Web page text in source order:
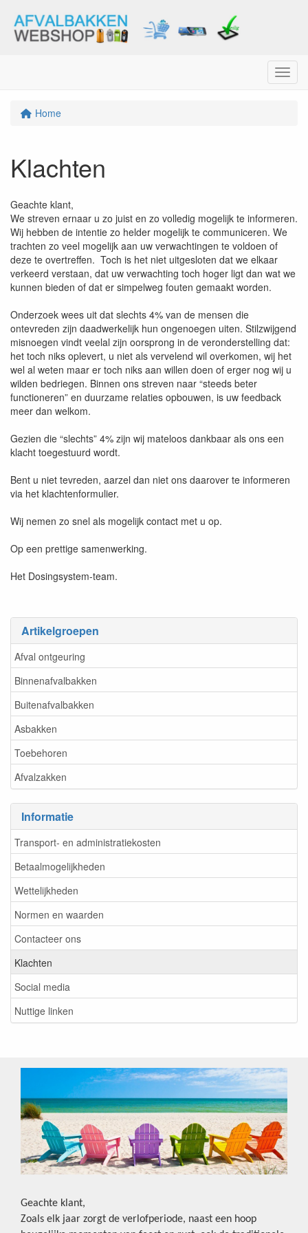
Menu
Artikelgroepen
Afval ontgeuring
Binnenafvalbakken
Buitenafvalbakken
Asbakken
Toebehoren
Afvalzakken
Informatie
Transport- en administratiekosten
Betaalmogelijkheden
Wettelijkheden
Normen en waarden
Contacteer ons
Klachten
Social media
Nuttige linken
Home
Klachten
Geachte klant,
We streven ernaar u zo juist en zo volledig mogelijk te informeren.
Wij hebben de intentie zo helder mogelijk te communiceren. We
trachten zo veel mogelijk aan uw verwachtingen te voldoen of
deze te overtreffen. Toch is het niet uitgesloten dat we elkaar
verkeerd verstaan, dat uw verwachting toch hoger ligt dan wat we
kunnen bieden of dat er simpelweg fouten gemaakt worden.
Onderzoek wees uit dat slechts 4% van de mensen die
ontevreden zijn daadwerkelijk hun ongenoegen uiten. Stilzwijgend
misnoegen vindt veelal zijn oorsprong in de veronderstelling dat:
het toch niks oplevert, u niet als vervelend wil overkomen, wij het
wel al weten maar er toch niks aan willen doen of erger nog wij u
wilden bedriegen. Binnen ons streven naar “steeds beter
functioneren” en duurzame relaties opbouwen, is uw feedback
meer dan welkom.
Gezien die “slechts” 4% zijn wij mateloos dankbaar als ons een
klacht toegestuurd wordt.
Bent u niet tevreden, aarzel dan niet ons daarover te informeren
via het klachtenformulier.
Wij nemen zo snel als mogelijk contact met u op.
Op een prettige samenwerking.
Het Dosingsystem-team.
Geachte klant,
Zoals elk jaar zorgt de verlofperiode, naast een hoop